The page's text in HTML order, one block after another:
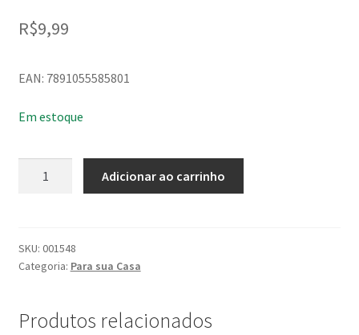
R$9,99
EAN: 7891055585801
Em estoque
Condor
quantidade
Adicionar ao carrinho
SKU: 001548
Categoria: Para sua Casa
Produtos relacionados